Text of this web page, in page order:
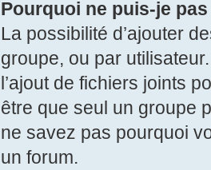
Pourquoi ne puis-je
La possibilité d’ajouter
groupe, ou par
l’ajout de fichiers joints
être que seul un groupe
ne savez pas pourquoi
un forum.